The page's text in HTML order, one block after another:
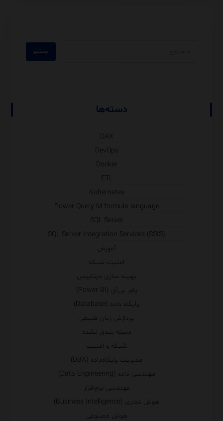
دسته‌ها
DAX
DevOps
Docker
ETL
Kubernetes
Power Query M formula language
SQL Server
SQL Server Integration Services (SSIS)
آموزش
امنیت شبکه
بهینه سازی دیتابیس
پاور بی‌آی (Power BI)
پایگاه داده (Database)
پردازش زبان طبیعی
دسته بندی نشده
شبکه و امنیت
مدیریت پایگاه‌داده (DBA)
مهندسی داده (Data Engineering)
مهندسی نرم‌افزار
هوش تجاری (Business Intelligence)
هوش مصنوعی